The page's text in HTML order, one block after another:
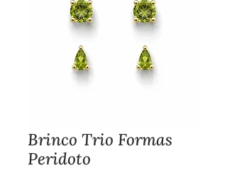
Brinco Trio Formas
Peridoto